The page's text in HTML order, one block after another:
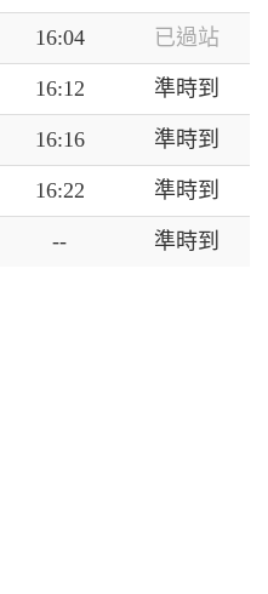
16:04 已過站
16:12 準時到
16:16 準時到
16:22 準時到
-- 準時到